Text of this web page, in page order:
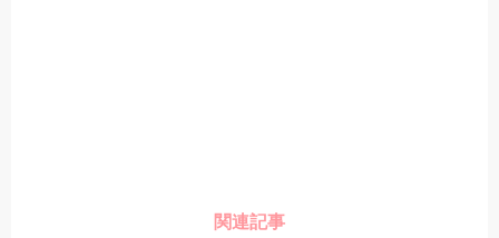
関連記事